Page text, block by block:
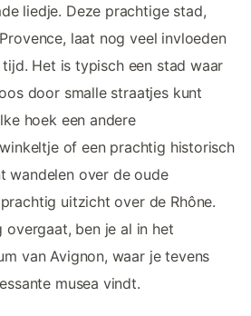
liedje. Deze prachtige stad,
laat nog veel invloeden
Het is typisch een stad waar
door smalle straatjes kunt
hoek een andere
of een prachtig historisch
wandelen over de oude
uitzicht over de Rhône.
overgaat, ben je al in het
van Avignon, waar je tevens
musea vindt.